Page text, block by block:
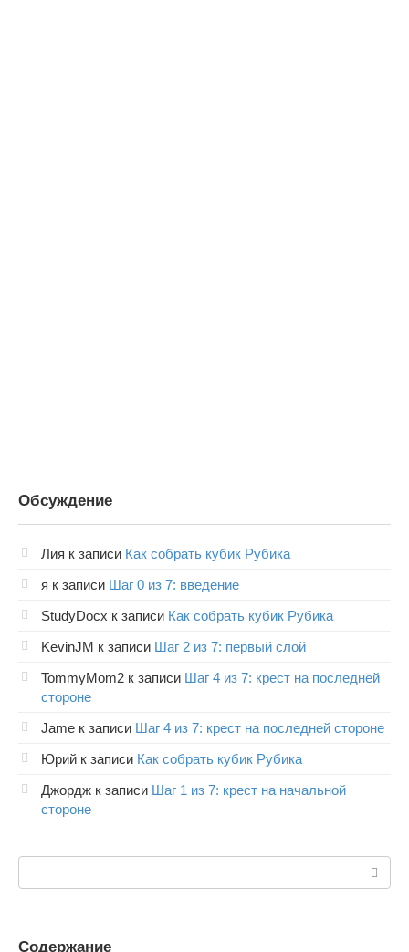
Обсуждение
Лия к записи Как собрать кубик Рубика
я к записи Шаг 0 из 7: введение
StudyDocx к записи Как собрать кубик Рубика
KevinJM к записи Шаг 2 из 7: первый слой
TommyMom2 к записи Шаг 4 из 7: крест на последней
стороне
Jame к записи Шаг 4 из 7: крест на последней стороне
Юрий к записи Как собрать кубик Рубика
Джордж к записи Шаг 1 из 7: крест на начальной
стороне
Содержание